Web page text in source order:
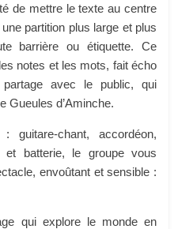
de mettre le texte au centre
partition plus large et plus
barrière ou étiquette. Ce
notes et les mots, fait écho
avec le public, qui
Gueules d’Aminche.
: guitare-chant, accordéon,
et batterie, le groupe vous
envoûtant et sensible :
qui explore le monde en